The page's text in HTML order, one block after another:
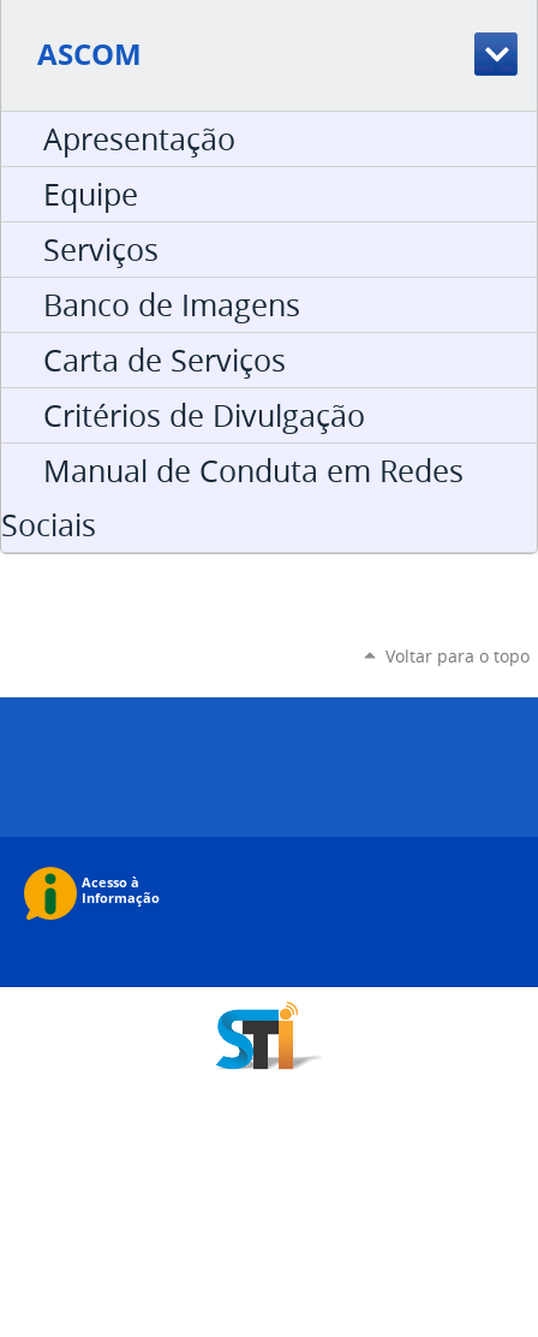
ASCOM
Apresentação
Equipe
Serviços
Banco de Imagens
Carta de Serviços
Critérios de Divulgação
Manual de Conduta em Redes
Sociais
Voltar para o topo